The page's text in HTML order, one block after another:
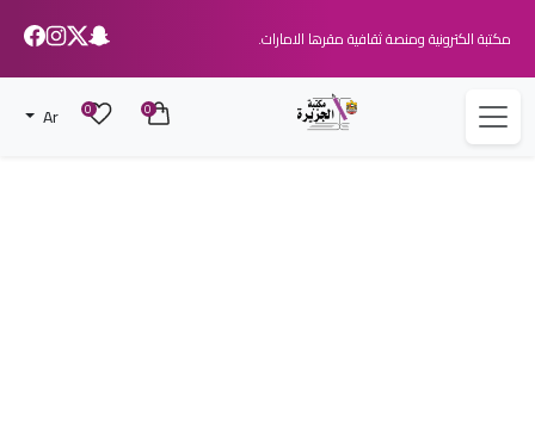
مكتبة الكترونية ومنصة ثقافية مقرها الامارات.
0
0
Ar